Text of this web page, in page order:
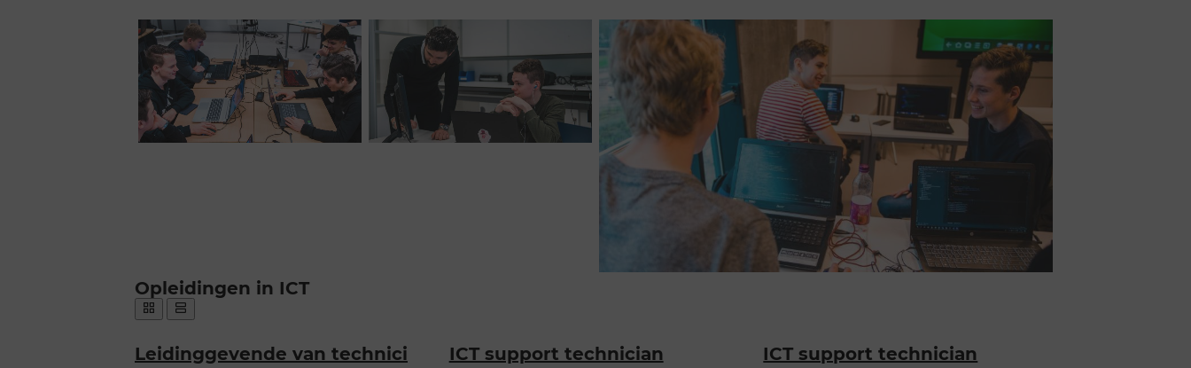
Scroll
voorbij
galerij
Opleidingen in ICT
Opleidingen
weergeven
Toon
grid
Toon
lijst
Leidinggevende van technici ICT support technician ICT support technician